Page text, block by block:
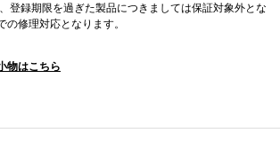
登録期限を過ぎた製品につきましては保証対象外とな
の修理対応となります。
物はこちら